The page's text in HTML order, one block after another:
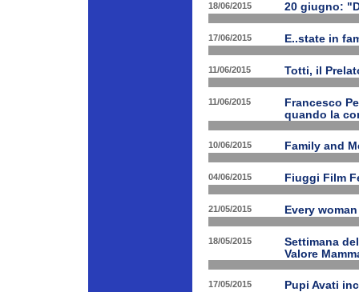
18/06/2015 20 giugno:
17/06/2015 E..state in
11/06/2015 Totti, il
11/06/2015
Francesco
quando la
10/06/2015 Family and
04/06/2015 Fiuggi Film
21/05/2015 Every
18/05/2015
Settimana
Valore
17/05/2015 Pupi Avati